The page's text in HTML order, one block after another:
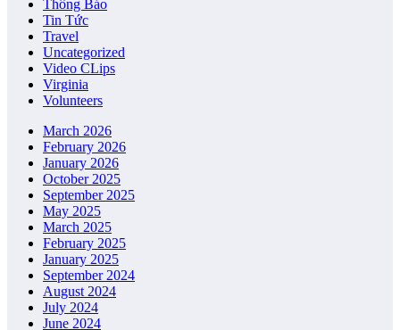
Thông Báo
Tin Tức
Travel
Uncategorized
Video CLips
Virginia
Volunteers
March 2026
February 2026
January 2026
October 2025
September 2025
May 2025
March 2025
February 2025
January 2025
September 2024
August 2024
July 2024
June 2024